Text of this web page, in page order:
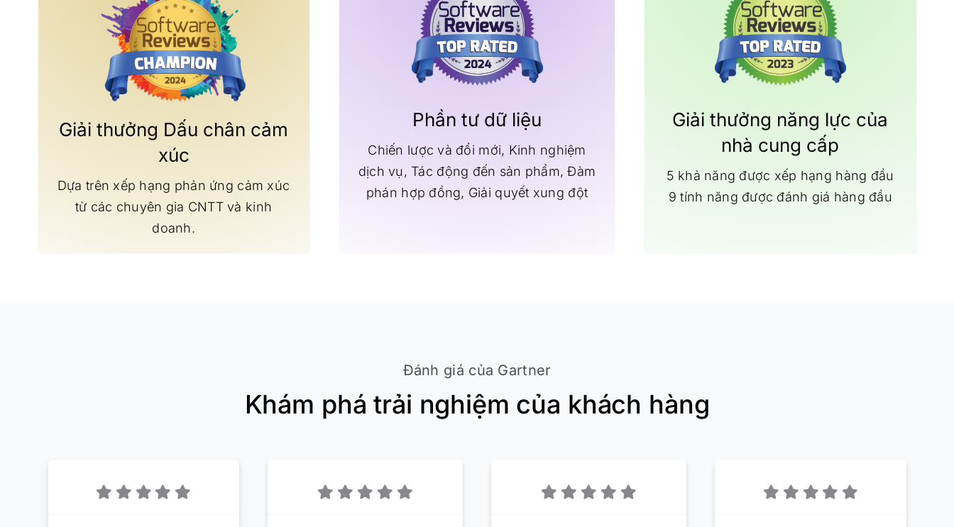
Giải thưởng Dấu chân cảm
xúc
Dựa trên xếp hạng phản ứng cảm xúc
từ các chuyên gia CNTT và kinh
doanh.
Phần tư dữ liệu
Chiến lược và đổi mới, Kinh nghiệm
dịch vụ, Tác động đến sản phẩm, Đàm
phán hợp đồng, Giải quyết xung đột
Giải thưởng năng lực của
nhà cung cấp
5 khả năng được xếp hạng hàng đầu
9 tính năng được đánh giá hàng đầu
Đánh giá của Gartner
Khám phá trải nghiệm của khách hàng